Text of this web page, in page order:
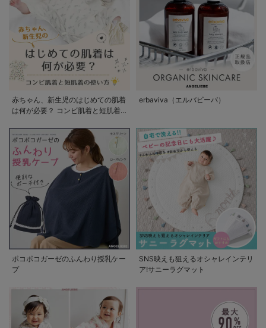
赤ちゃん、新生児のはじめての肌着
は何が必要？ コンビ肌着と短肌着
erbaviva（エルバビーバ）
ポコポコガーゼのふんわり授乳ケー
プ
SNS映えも狙えるオシャレインテリ
ア!サニーラグマット